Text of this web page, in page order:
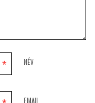
NÉV
*
EMAIL